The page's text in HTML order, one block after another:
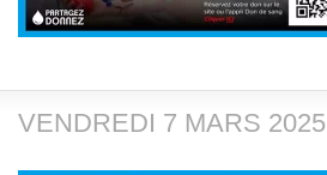
VENDREDI 7 MARS 2025